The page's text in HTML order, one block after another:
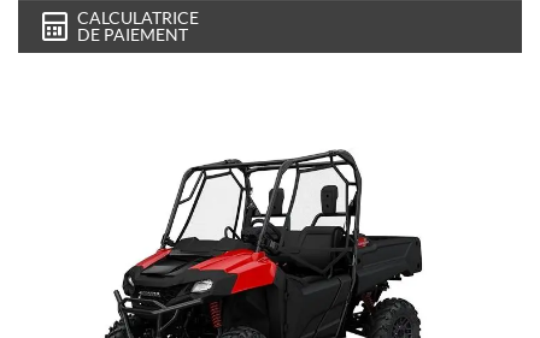
CALCULATRICE
DE PAIEMENT